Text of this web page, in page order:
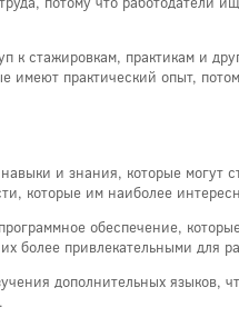
к стажировкам, практикам и
имеют практический опыт,
и знания, которые
которые им наиболее
обеспечение,
более привлекательными для
дополнительных